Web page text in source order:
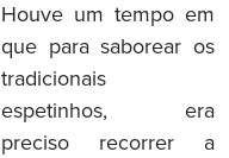
Houve um tempo em
que para saborear os
tradicionais
espetinhos, era
preciso recorrer a